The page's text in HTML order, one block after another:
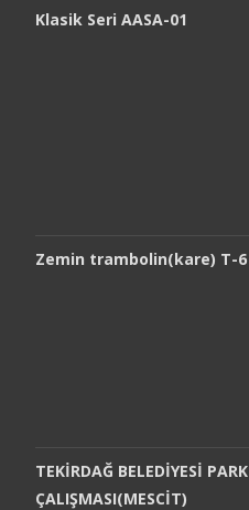
Klasik Seri AASA-01
Zemin trambolin(kare) T-6
TEKİRDAĞ BELEDİYESİ PARK
ÇALIŞMASI(MESCİT)